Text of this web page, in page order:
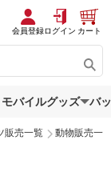
会員登録ログイン カート
バイルグッズ バ
販売一覧 動物販売一